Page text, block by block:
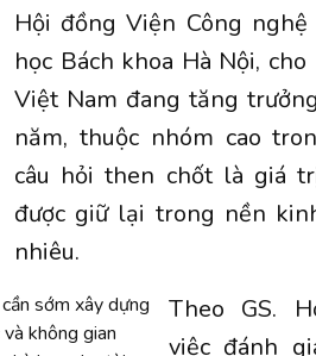
Hội đồng Viện Công
học Bách khoa Hà Nội,
Việt Nam đang tăng
năm, thuộc nhóm cao
câu hỏi then chốt là giá
được giữ lại trong nền
nhiêu.
sớm xây dựng
không gian
Theo GS.
việc đánh